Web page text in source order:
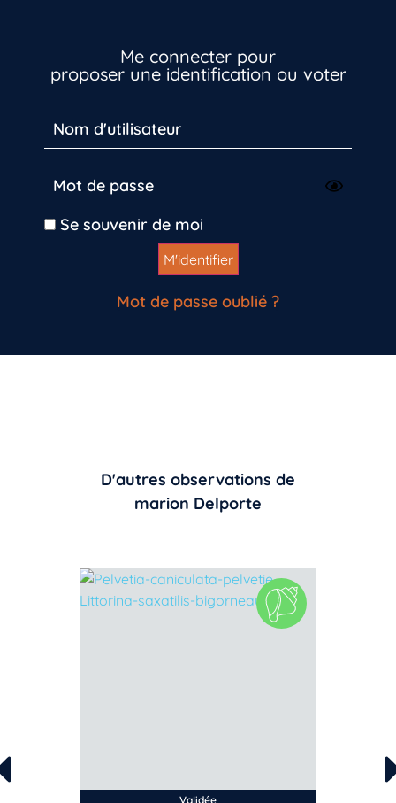
Me connecter pour
proposer une identification ou voter
Se souvenir de moi
Mot de passe oublié ?
D'autres observations de
marion Delporte
Validée